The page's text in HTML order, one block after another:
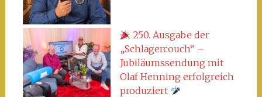
250. Ausgabe der
„Schlagercouch“ –
Jubiläumssendung mit
Olaf Henning erfolgreich
produziert